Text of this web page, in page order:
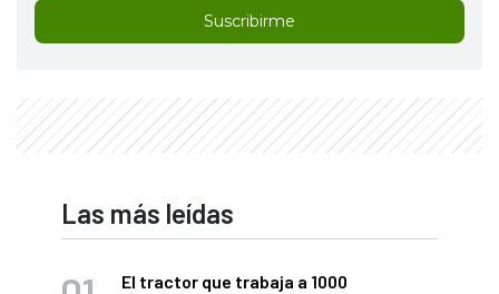
Suscribirme
Las más leídas
El tractor que trabaja a 1000